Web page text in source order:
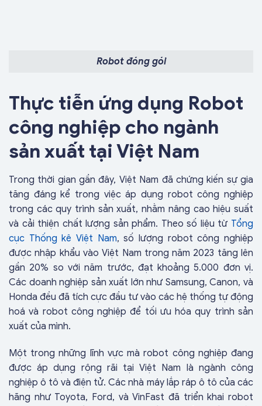
Robot đóng gói
Thực tiễn ứng dụng Robot
công nghiệp cho ngành
sản xuất tại Việt Nam
Trong thời gian gần đây, Việt Nam đã chứng kiến sự gia
tăng đáng kể trong việc áp dụng robot công nghiệp
trong các quy trình sản xuất, nhằm nâng cao hiệu suất
và cải thiện chất lượng sản phẩm. Theo số liệu từ Tổng
cục Thống kê Việt Nam, số lượng robot công nghiệp
được nhập khẩu vào Việt Nam trong năm 2023 tăng lên
gần 20% so với năm trước, đạt khoảng 5.000 đơn vị.
Các doanh nghiệp sản xuất lớn như Samsung, Canon, và
Honda đều đã tích cực đầu tư vào các hệ thống tự động
hoá và robot công nghiệp để tối ưu hóa quy trình sản
xuất của mình.
Một trong những lĩnh vực mà robot công nghiệp đang
được áp dụng rộng rãi tại Việt Nam là ngành công
nghiệp ô tô và điện tử. Các nhà máy lắp ráp ô tô của các
hãng như Toyota, Ford, và VinFast đã triển khai robot